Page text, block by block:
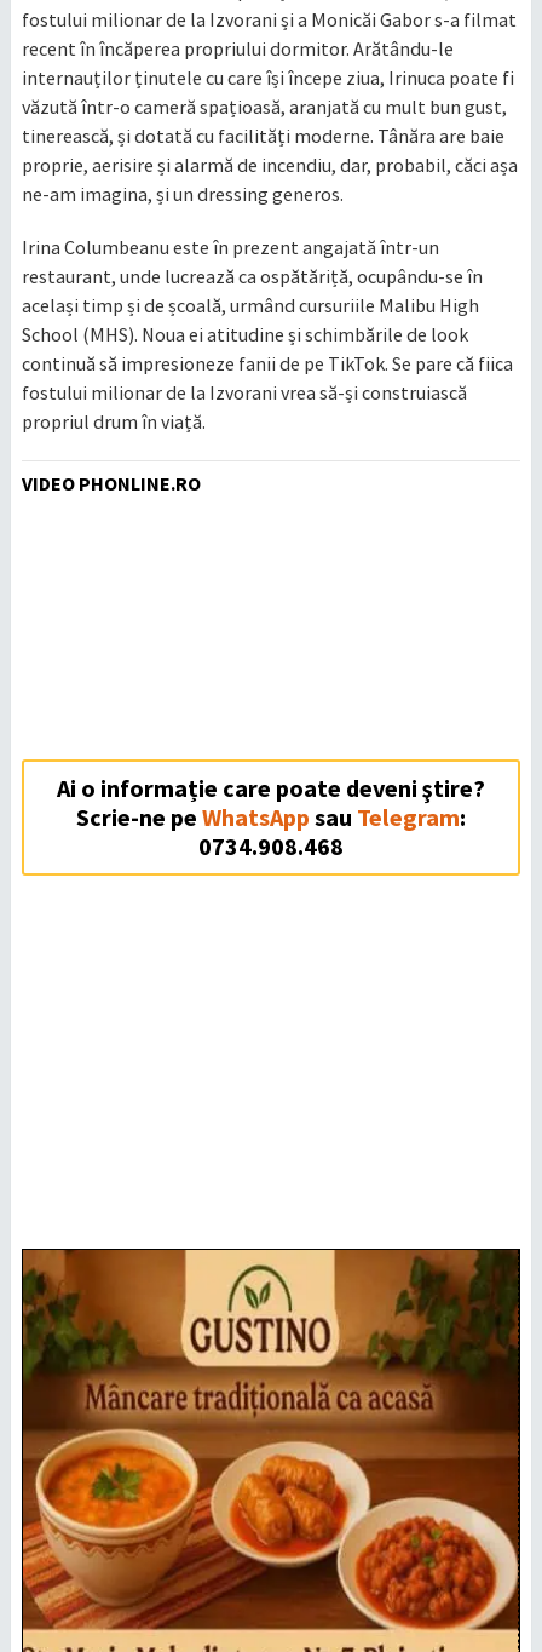
fostului milionar de la Izvorani și a Monicăi Gabor s-a filmat
recent în încăperea propriului dormitor. Arătându-le
internauților ținutele cu care își începe ziua, Irinuca poate fi
văzută într-o cameră spațioasă, aranjată cu mult bun gust,
tinerească, și dotată cu facilități moderne. Tânăra are baie
proprie, aerisire și alarmă de incendiu, dar, probabil, căci așa
ne-am imagina, și un dressing generos.
Irina Columbeanu este în prezent angajată într-un
restaurant, unde lucrează ca ospătăriță, ocupându-se în
același timp și de școală, urmând cursuriile Malibu High
School (MHS). Noua ei atitudine și schimbările de look
continuă să impresioneze fanii de pe TikTok. Se pare că fiica
fostului milionar de la Izvorani vrea să-și construiască
propriul drum în viață.
VIDEO PHONLINE.RO
Ai o informație care poate deveni ştire?
Scrie-ne pe WhatsApp sau Telegram:
0734.908.468